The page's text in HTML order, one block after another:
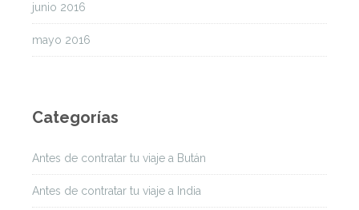
junio 2016
mayo 2016
Categorías
Antes de contratar tu viaje a Bután
Antes de contratar tu viaje a India